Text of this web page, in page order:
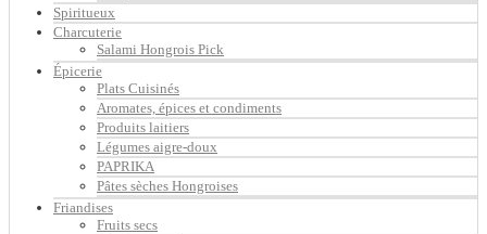
Spiritueux
Charcuterie
Salami Hongrois Pick
Épicerie
Plats Cuisinés
Aromates, épices et condiments
Produits laitiers
Légumes aigre-doux
PAPRIKA
Pâtes sèches Hongroises
Friandises
Fruits secs